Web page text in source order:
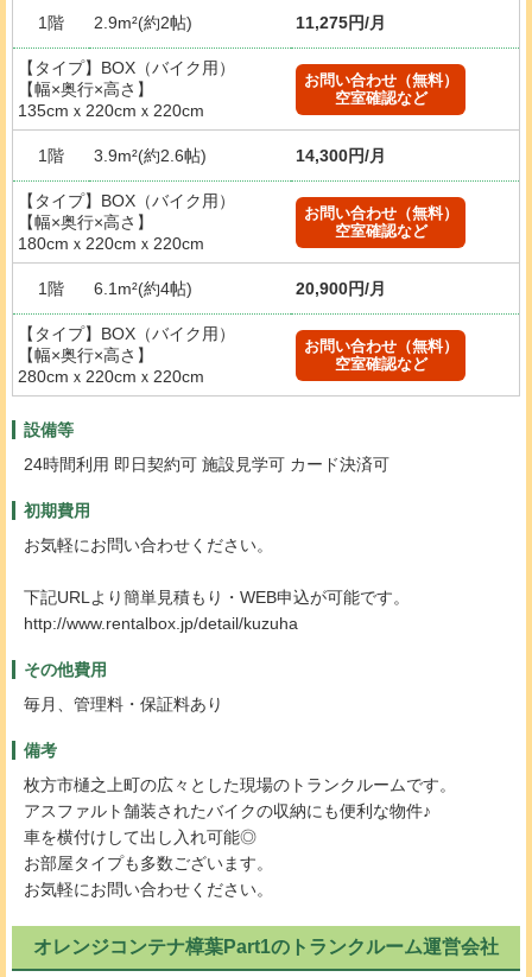
1階 2.9m²(約2帖) 11,275円/月
【タイプ】BOX（バイク用）
【幅×奥行×高さ】
135cmｘ220cmｘ220cm
お問い合わせ（無料）
空室確認など
1階 3.9m²(約2.6帖) 14,300円/月
【タイプ】BOX（バイク用）
【幅×奥行×高さ】
180cmｘ220cmｘ220cm
お問い合わせ（無料）
空室確認など
1階 6.1m²(約4帖) 20,900円/月
【タイプ】BOX（バイク用）
【幅×奥行×高さ】
280cmｘ220cmｘ220cm
お問い合わせ（無料）
空室確認など
設備等
24時間利用 即日契約可 施設見学可 カード決済可
初期費用
お気軽にお問い合わせください。
下記URLより簡単見積もり・WEB申込が可能です。
http://www.rentalbox.jp/detail/kuzuha
その他費用
毎月、管理料・保証料あり
備考
枚方市樋之上町の広々とした現場のトランクルームです。
アスファルト舗装されたバイクの収納にも便利な物件♪
車を横付けして出し入れ可能◎
お部屋タイプも多数ございます。
お気軽にお問い合わせください。
オレンジコンテナ樟葉Part1のトランクルーム運営会社